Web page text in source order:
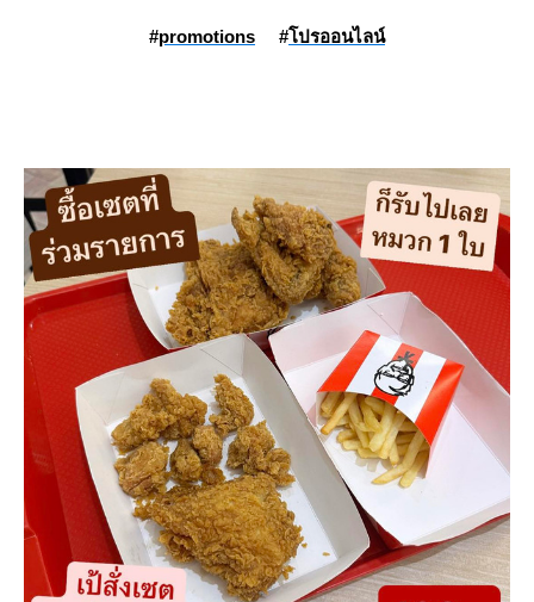
#promotions #ปรออนไลน์